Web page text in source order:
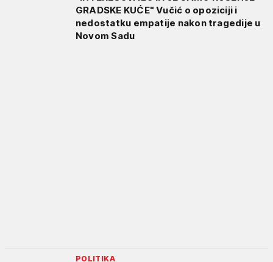
GRADSKE KUĆE" Vučić o opoziciji i
nedostatku empatije nakon tragedije u
Novom Sadu
POLITIKA